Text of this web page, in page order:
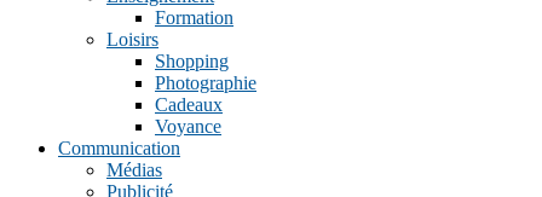
Formation
Loisirs
Shopping
Photographie
Cadeaux
Voyance
Communication
Médias
Publicité